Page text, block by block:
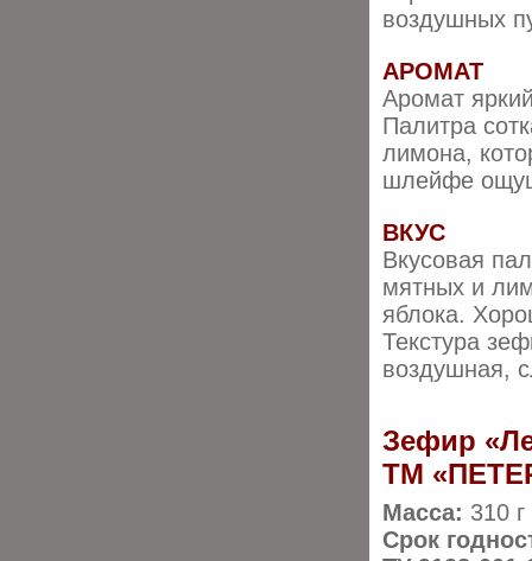
воздушных
АРОМАТ
Аромат
Палитра
лимона,
шлейфе
ВКУС
Вкусовая
мятных и
яблока.
Текстура
воздушная,
Зефир
ТМ
Масса: 310 г
Срок